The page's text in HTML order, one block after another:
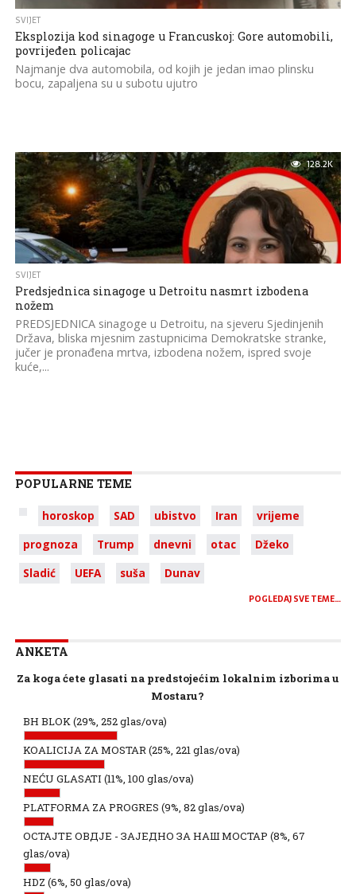
SVIJET
Eksplozija kod sinagoge u Francuskoj: Gore automobili,
povrijeđen policajac
Najmanje dva automobila, od kojih je jedan imao plinsku
bocu, zapaljena su u subotu ujutro
128.2K
SVIJET
Predsjednica sinagoge u Detroitu nasmrt izbodena
nožem
PREDSJEDNICA sinagoge u Detroitu, na sjeveru Sjedinjenih
Država, bliska mjesnim zastupnicima Demokratske stranke,
jučer je pronađena mrtva, izbodena nožem, ispred svoje
kuće,...
POPULARNE TEME
horoskop SAD ubistvo Iran
vrijeme
prognoza
Trump dnevni otac
Džeko
Sladić
UEFA suša Dunav
POGLEDAJ SVE TEME…
ANKETA
Za koga ćete glasati na predstojećim lokalnim izborima u
Mostaru?
BH BLOK(29%, 252 glas/ova)
KOALICIJA ZA MOSTAR(25%, 221 glas/ova)
NEĆU GLASATI (11%, 100 glas/ova)
PLATFORMA ZA PROGRES (9%, 82 glas/ova)
ОСТАЈТЕ ОВДЈЕ - ЗАЈЕДНО ЗА НАШ МОСТАР (8%, 67
glas/ova)
HDZ (6%, 50 glas/ova)